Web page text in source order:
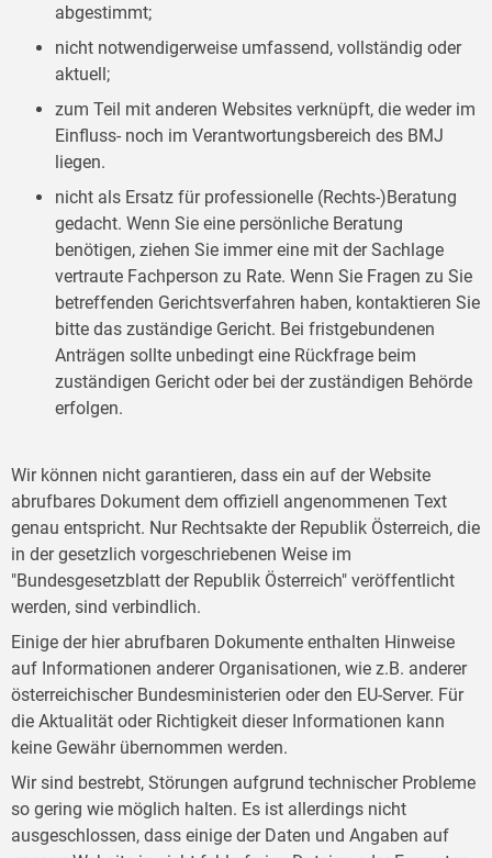
abgestimmt;
nicht notwendigerweise umfassend, vollständig oder
aktuell;
zum Teil mit anderen Websites verknüpft, die weder im
Einfluss- noch im Verantwortungsbereich des BMJ
liegen.
nicht als Ersatz für professionelle (Rechts-)Beratung
gedacht. Wenn Sie eine persönliche Beratung
benötigen, ziehen Sie immer eine mit der Sachlage
vertraute Fachperson zu Rate. Wenn Sie Fragen zu Sie
betreffenden Gerichtsverfahren haben, kontaktieren Sie
bitte das zuständige Gericht. Bei fristgebundenen
Anträgen sollte unbedingt eine Rückfrage beim
zuständigen Gericht oder bei der zuständigen Behörde
erfolgen.
Wir können nicht garantieren, dass ein auf der Website
abrufbares Dokument dem offiziell angenommenen Text
genau entspricht. Nur Rechtsakte der Republik Österreich, die
in der gesetzlich vorgeschriebenen Weise im
"Bundesgesetzblatt der Republik Österreich" veröffentlicht
werden, sind verbindlich.
Einige der hier abrufbaren Dokumente enthalten Hinweise
auf Informationen anderer Organisationen, wie z.B. anderer
österreichischer Bundesministerien oder den EU-Server. Für
die Aktualität oder Richtigkeit dieser Informationen kann
keine Gewähr übernommen werden.
Wir sind bestrebt, Störungen aufgrund technischer Probleme
so gering wie möglich halten. Es ist allerdings nicht
ausgeschlossen, dass einige der Daten und Angaben auf